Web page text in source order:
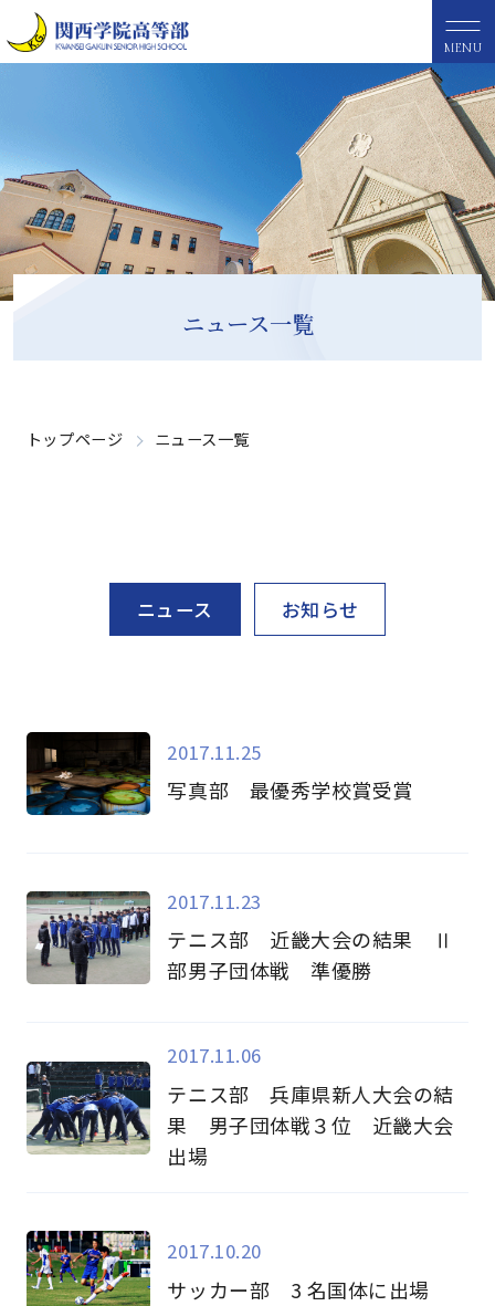
MENU
ニュース一覧
トップページ ニュース一覧
ニュース お知らせ
2017.11.25
写真部 最優秀学校賞受賞
2017.11.23
テニス部 近畿大会の結果 Ⅱ
部男子団体戦 準優勝
2017.11.06
テニス部 兵庫県新人大会の結
果 男子団体戦３位 近畿大会
出場
2017.10.20
サッカー部 3 名国体に出場